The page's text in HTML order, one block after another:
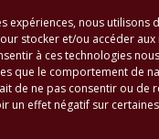
expériences, nous utilisons
stocker et/ou accéder
à ces technologies
que le comportement de
de ne pas consentir ou de
un effet négatif sur